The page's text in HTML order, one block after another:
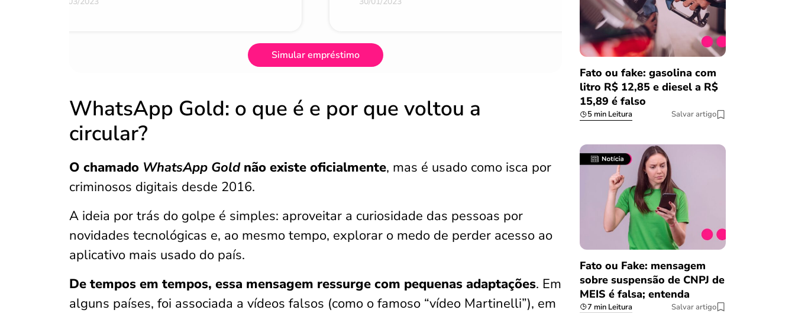
Simular empréstimo
WhatsApp Gold: o que é e por que voltou a
circular?
O chamado WhatsApp Goldnão existe oficialmente, mas é usado como isca por
criminosos digitais desde 2016.
A ideia por trás do golpe é simples: aproveitar a curiosidade das pessoas por
novidades tecnológicas e, ao mesmo tempo, explorar o medo de perder acesso ao
aplicativo mais usado do país.
De tempos em tempos, essa mensagem ressurge com pequenas adaptações. Em
alguns países, foi associada a vídeos falsos (como o famoso “vídeo Martinelli”), em
Fato ou fake: gasolina com
litro R$ 12,85 e diesel a R$
15,89 é falso
5 min Leitura Salvar artigo
Fato ou Fake: mensagem
sobre suspensão de CNPJ de
MEIS é falsa; entenda
7 min Leitura Salvar artigo